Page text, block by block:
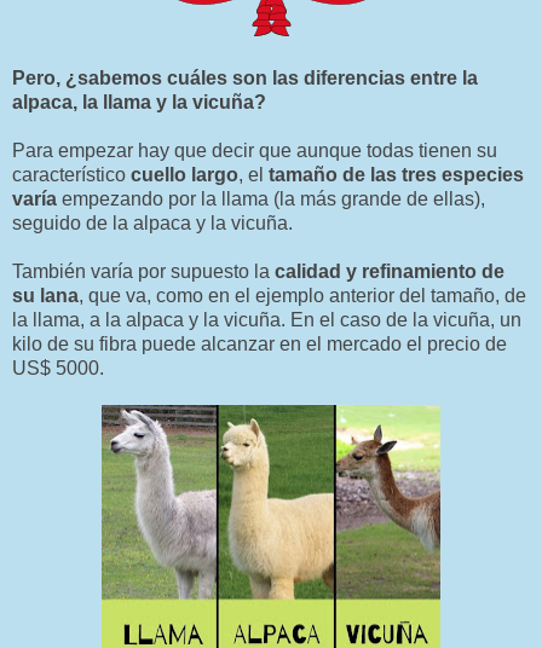
Pero, ¿sabemos cuáles son las diferencias entre la
alpaca, la llama y la vicuña?
Para empezar hay que decir que aunque todas tienen su
característico cuello largo, el tamaño de las tres especies
varía empezando por la llama (la más grande de ellas),
seguido de la alpaca y la vicuña.
También varía por supuesto la calidad y refinamiento de
su lana, que va, como en el ejemplo anterior del tamaño, de
la llama, a la alpaca y la vicuña. En el caso de la vicuña, un
kilo de su fibra puede alcanzar en el mercado el precio de
US$ 5000.